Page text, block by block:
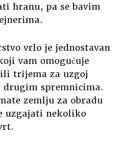
hranu, pa se bavim
vrlo je jednostavan
vam omogućuje
trijema za uzgoj
spremnicima.
zemlju za obradu
uzgajati nekoliko